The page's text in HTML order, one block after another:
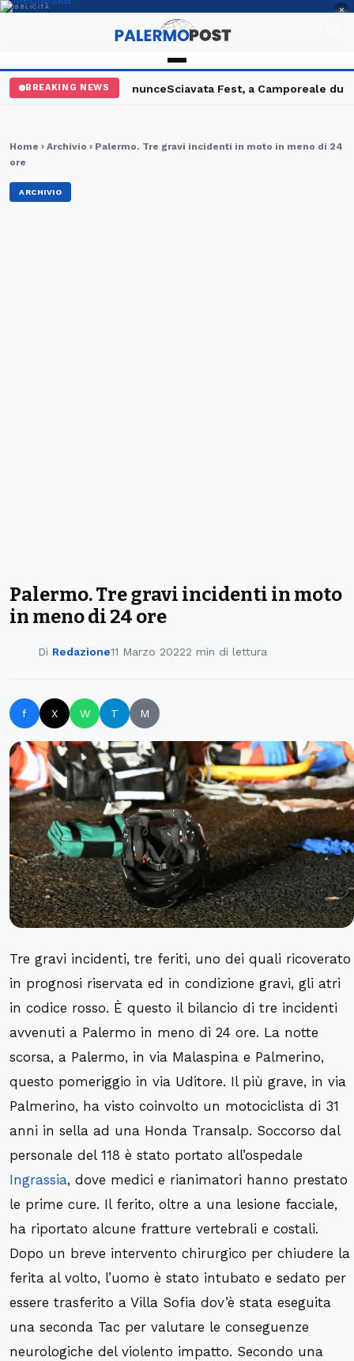
PUBBLICITÀ ×
BREAKING NEWS
e sette denunce Sciavata Fest, a Camporeale due giorni
Home › Archivio › Palermo. Tre gravi incidenti in moto in meno di 24
ore
ARCHIVIO
Palermo. Tre gravi incidenti in moto
in meno di 24 ore
Di Redazione11 Marzo 20222 min di lettura
f X W T M
Tre gravi incidenti, tre feriti, uno dei quali ricoverato
in prognosi riservata ed in condizione gravi, gli atri
in codice rosso. È questo il bilancio di tre incidenti
avvenuti a Palermo in meno di 24 ore. La notte
scorsa, a Palermo, in via Malaspina e Palmerino,
questo pomeriggio in via Uditore. Il più grave, in via
Palmerino, ha visto coinvolto un motociclista di 31
anni in sella ad una Honda Transalp. Soccorso dal
personale del 118 è stato portato all’ospedale
Ingrassia, dove medici e rianimatori hanno prestato
le prime cure. Il ferito, oltre a una lesione facciale,
ha riportato alcune fratture vertebrali e costali.
Dopo un breve intervento chirurgico per chiudere la
ferita al volto, l’uomo è stato intubato e sedato per
essere trasferito a Villa Sofia dov’è stata eseguita
una seconda Tac per valutare le conseguenze
neurologiche del violento impatto. Secondo una